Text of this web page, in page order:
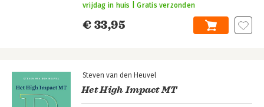
€ 33,95
vrijdag in huis | Gratis verzonden
Steven van den Heuvel
Het High Impact MT